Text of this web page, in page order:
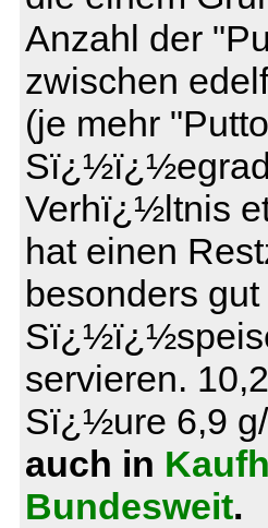
Anzahl der
zwischen
(je mehr
Verhï¿½ltnis
hat einen
besonders
servieren.
Sï¿½ure 6,9
auch in
Bundesweit.